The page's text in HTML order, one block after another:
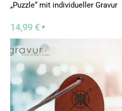
„Puzzle“ mit individueller Gravur
14,99 € *